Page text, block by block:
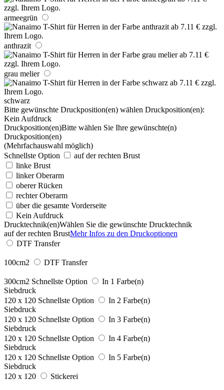
armeegrün
anthrazit
grau melier
schwarz
Bitte gewünschte Druckposition(en) wählen Druckposition(en):
Kein Aufdruck
Druckposition(en)Bitte wählen Sie Ihre gewünschte(n)
Druckposition(en)
(Mehrfachauswahl möglich)
Schnellste Option
auf der rechten Brust
linke Brust
linker Oberarm
oberer Rücken
rechter Oberarm
über die gesamte Vorderseite
Kein Aufdruck
Drucktechnik(en)Wählen Sie die gewünschte Drucktechnik
auf der rechten BrustMehr Infos zu den Druckoptionen
DTF Transfer
100cm2 DTF Transfer
300cm2 Schnellste Option
In 1 Farbe(n)
Siebdruck
120 x 120 Schnellste Option
In 2 Farbe(n)
Siebdruck
120 x 120 Schnellste Option
In 3 Farbe(n)
Siebdruck
120 x 120 Schnellste Option
In 4 Farbe(n)
Siebdruck
120 x 120 Schnellste Option
In 5 Farbe(n)
Siebdruck
120 x 120
Stickerei